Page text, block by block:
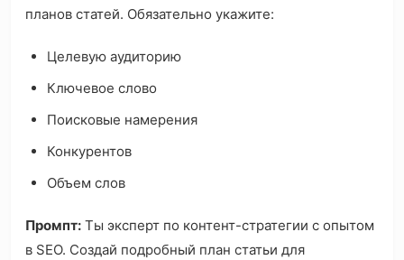
планов статей. Обязательно укажите:
Целевую аудиторию
Ключевое слово
Поисковые намерения
Конкурентов
Объем слов
Промпт: Ты эксперт по контент-стратегии с опытом
в SEO. Создай подробный план статьи для